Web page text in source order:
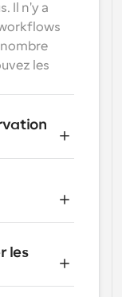
Il n'y a
nombre
les
les